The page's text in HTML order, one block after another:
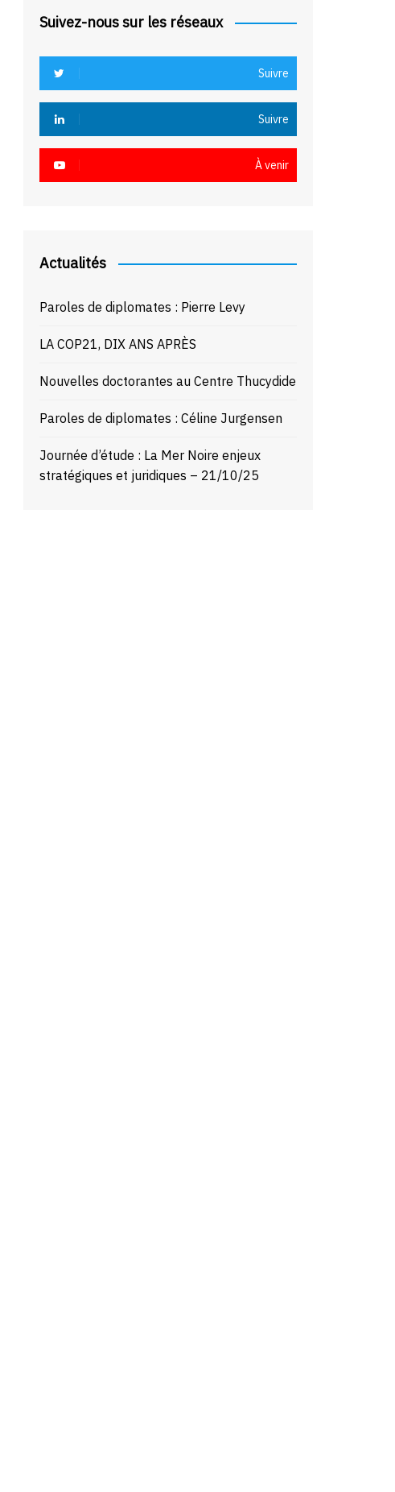
Suivez-nous sur les réseaux
Suivre
Suivre
À venir
Actualités
Paroles de diplomates : Pierre Levy
LA COP21, DIX ANS APRÈS
Nouvelles doctorantes au Centre Thucydide
Paroles de diplomates : Céline Jurgensen
Journée d’étude : La Mer Noire enjeux
stratégiques et juridiques – 21/10/25